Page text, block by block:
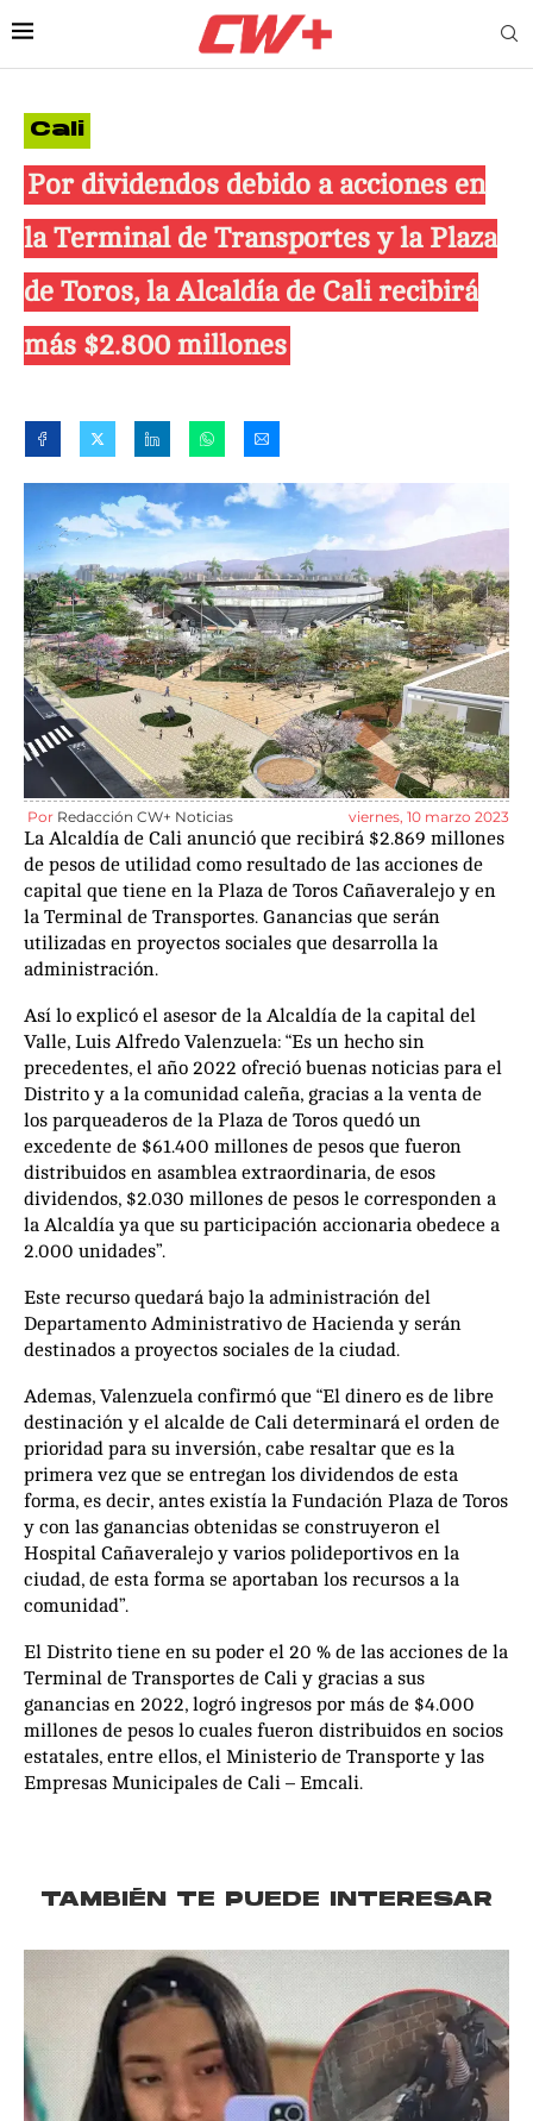
Cali
Por dividendos debido a acciones en
la Terminal de Transportes y la Plaza
de Toros, la Alcaldía de Cali recibirá
más $2.800 millones
Por Redacción CW+ Noticias viernes, 10 marzo 2023
La Alcaldía de Cali anunció que recibirá $2.869 millones
de pesos de utilidad como resultado de las acciones de
capital que tiene en la Plaza de Toros Cañaveralejo y en
la Terminal de Transportes. Ganancias que serán
utilizadas en proyectos sociales que desarrolla la
administración.
Así lo explicó el asesor de la Alcaldía de la capital del
Valle, Luis Alfredo Valenzuela: “Es un hecho sin
precedentes, el año 2022 ofreció buenas noticias para el
Distrito y a la comunidad caleña, gracias a la venta de
los parqueaderos de la Plaza de Toros quedó un
excedente de $61.400 millones de pesos que fueron
distribuidos en asamblea extraordinaria, de esos
dividendos, $2.030 millones de pesos le corresponden a
la Alcaldía ya que su participación accionaria obedece a
2.000 unidades”.
Este recurso quedará bajo la administración del
Departamento Administrativo de Hacienda y serán
destinados a proyectos sociales de la ciudad.
Ademas, Valenzuela confirmó que “El dinero es de libre
destinación y el alcalde de Cali determinará el orden de
prioridad para su inversión, cabe resaltar que es la
primera vez que se entregan los dividendos de esta
forma, es decir, antes existía la Fundación Plaza de Toros
y con las ganancias obtenidas se construyeron el
Hospital Cañaveralejo y varios polideportivos en la
ciudad, de esta forma se aportaban los recursos a la
comunidad”.
El Distrito tiene en su poder el 20 % de las acciones de la
Terminal de Transportes de Cali y gracias a sus
ganancias en 2022, logró ingresos por más de $4.000
millones de pesos lo cuales fueron distribuidos en socios
estatales, entre ellos, el Ministerio de Transporte y las
Empresas Municipales de Cali – Emcali.
TAMBIÉN TE PUEDE INTERESAR